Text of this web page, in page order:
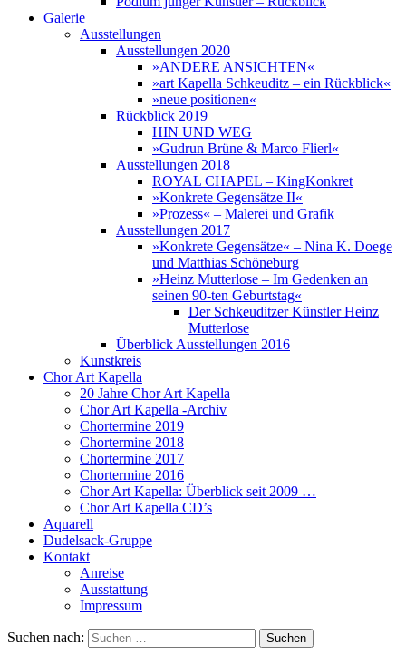
Galerie
Ausstellungen
Ausstellungen 2020
»ANDERE ANSICHTEN«
»art Kapella Schkeuditz – ein Rückblick«
»neue positionen«
Rückblick 2019
HIN UND WEG
»Gudrun Brüne & Marco Flierl«
Ausstellungen 2018
ROYAL CHAPEL – KingKonkret
»Konkrete Gegensätze II«
»Prozess« – Malerei und Grafik
Ausstellungen 2017
»Konkrete Gegensätze« – Nina K. Doege
und Matthias Schöneburg
»Heinz Mutterlose – Im Gedenken an
seinen 90-ten Geburtstag«
Der Schkeuditzer Künstler Heinz
Mutterlose
Überblick Ausstellungen 2016
Kunstkreis
Chor Art Kapella
20 Jahre Chor Art Kapella
Chor Art Kapella -Archiv
Chortermine 2019
Chortermine 2018
Chortermine 2017
Chortermine 2016
Chor Art Kapella: Überblick seit 2009 …
Chor Art Kapella CD’s
Aquarell
Dudelsack-Gruppe
Kontakt
Anreise
Ausstattung
Impressum
Suchen nach: